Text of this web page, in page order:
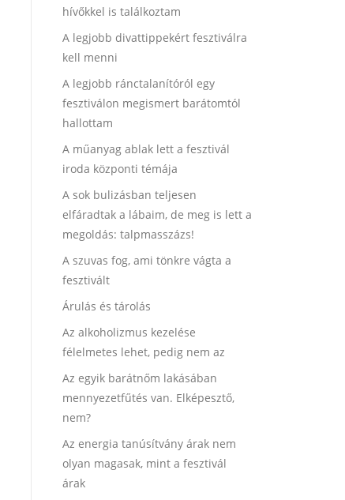
hívőkkel is találkoztam
A legjobb divattippekért fesztiválra
kell menni
A legjobb ránctalanítóról egy
fesztiválon megismert barátomtól
hallottam
A műanyag ablak lett a fesztivál
iroda központi témája
A sok bulizásban teljesen
elfáradtak a lábaim, de meg is lett a
megoldás: talpmasszázs!
A szuvas fog, ami tönkre vágta a
fesztivált
Árulás és tárolás
Az alkoholizmus kezelése
félelmetes lehet, pedig nem az
Az egyik barátnőm lakásában
mennyezetfűtés van. Elképesztő,
nem?
Az energia tanúsítvány árak nem
olyan magasak, mint a fesztivál
árak